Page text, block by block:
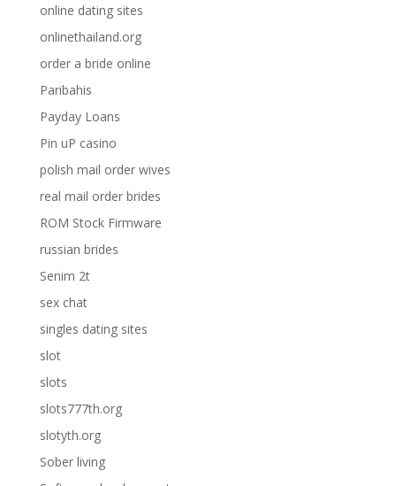
online dating sites
onlinethailand.org
order a bride online
Paribahis
Payday Loans
Pin uP casino
polish mail order wives
real mail order brides
ROM Stock Firmware
russian brides
Senim 2t
sex chat
singles dating sites
slot
slots
slots777th.org
slotyth.org
Sober living